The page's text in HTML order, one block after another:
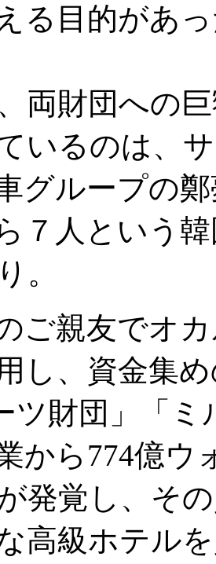
る目的があ
両財団への
いるのは、
グループの
７人という
。
ご親友でオ
し、資金集
ツ財団」「
から774億
発覚し、そ
高級ホテル